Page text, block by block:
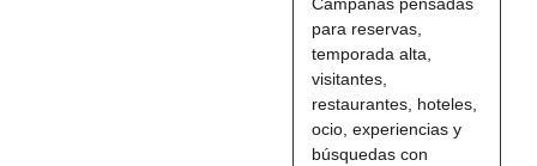
Campañas pensadas
para reservas,
temporada alta,
visitantes,
restaurantes, hoteles,
ocio, experiencias y
búsquedas con